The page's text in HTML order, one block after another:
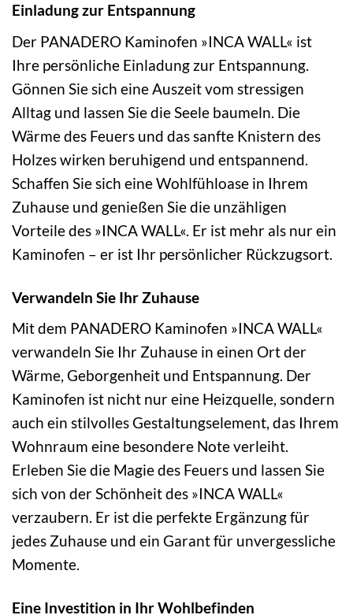
Einladung zur Entspannung
Der PANADERO Kaminofen »INCA WALL« ist
Ihre persönliche Einladung zur Entspannung.
Gönnen Sie sich eine Auszeit vom stressigen
Alltag und lassen Sie die Seele baumeln. Die
Wärme des Feuers und das sanfte Knistern des
Holzes wirken beruhigend und entspannend.
Schaffen Sie sich eine Wohlfühloase in Ihrem
Zuhause und genießen Sie die unzähligen
Vorteile des »INCA WALL«. Er ist mehr als nur ein
Kaminofen – er ist Ihr persönlicher Rückzugsort.
Verwandeln Sie Ihr Zuhause
Mit dem PANADERO Kaminofen »INCA WALL«
verwandeln Sie Ihr Zuhause in einen Ort der
Wärme, Geborgenheit und Entspannung. Der
Kaminofen ist nicht nur eine Heizquelle, sondern
auch ein stilvolles Gestaltungselement, das Ihrem
Wohnraum eine besondere Note verleiht.
Erleben Sie die Magie des Feuers und lassen Sie
sich von der Schönheit des »INCA WALL«
verzaubern. Er ist die perfekte Ergänzung für
jedes Zuhause und ein Garant für unvergessliche
Momente.
Eine Investition in Ihr Wohlbefinden